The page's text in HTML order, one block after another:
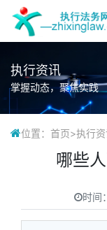
执行资讯
掌握动态，聚焦实践
位置： 首页>执行资
哪些
时间：